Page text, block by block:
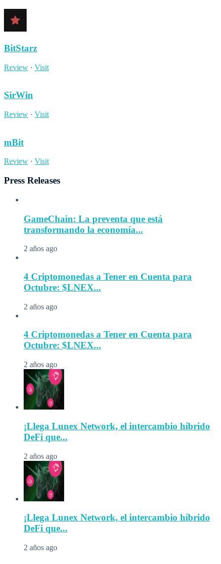
BitStarz
Review · Visit
SirWin
Review · Visit
mBit
Review · Visit
Press Releases
GameChain: La preventa que está
transformando la economía...
2 años ago
4 Criptomonedas a Tener en Cuenta para
Octubre: $LNEX...
2 años ago
4 Criptomonedas a Tener en Cuenta para
Octubre: $LNEX...
2 años ago
¡Llega Lunex Network, el intercambio híbrido
DeFi que...
2 años ago
¡Llega Lunex Network, el intercambio híbrido
DeFi que...
2 años ago